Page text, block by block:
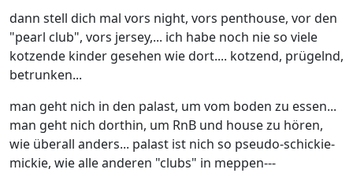
dann stell dich mal vors night, vors penthouse, vor den
"pearl club", vors jersey,... ich habe noch nie so viele
kotzende kinder gesehen wie dort.... kotzend, prügelnd,
betrunken...
man geht nich in den palast, um vom boden zu essen...
man geht nich dorthin, um RnB und house zu hören,
wie überall anders... palast ist nich so pseudo-schickie-
mickie, wie alle anderen "clubs" in meppen---